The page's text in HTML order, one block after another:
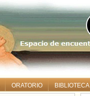
ORATORIO BIBLIOTECA